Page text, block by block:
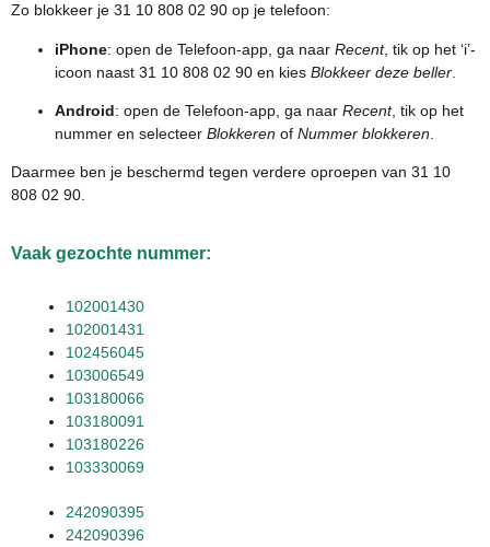
Zo blokkeer je 31 10 808 02 90 op je telefoon:
iPhone: open de Telefoon-app, ga naar Recent, tik op het ‘i’-
icoon naast 31 10 808 02 90 en kies Blokkeer deze beller
Android: open de Telefoon-app, ga naar Recent, tik op het
nummer en selecteer Blokkeren of Nummer blokkeren
Daarmee ben je beschermd tegen verdere oproepen van 31 10
808 02 90.
Vaak gezochte nummer:
102001430
102001431
102456045
103006549
103180066
103180091
103180226
103330069
242090395
242090396